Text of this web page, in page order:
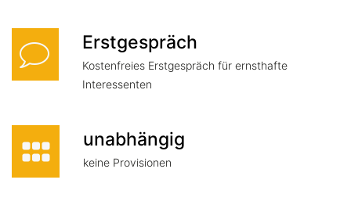
Erstgespräch
Kostenfreies Erstgespräch für ernsthafte
Interessenten
unabhängig
keine Provisionen